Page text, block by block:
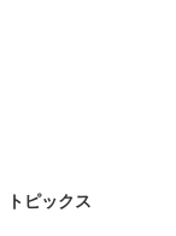
トピックス